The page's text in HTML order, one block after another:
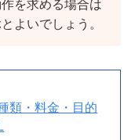
を求める場合は
よいでしょう。
類・料金・目的